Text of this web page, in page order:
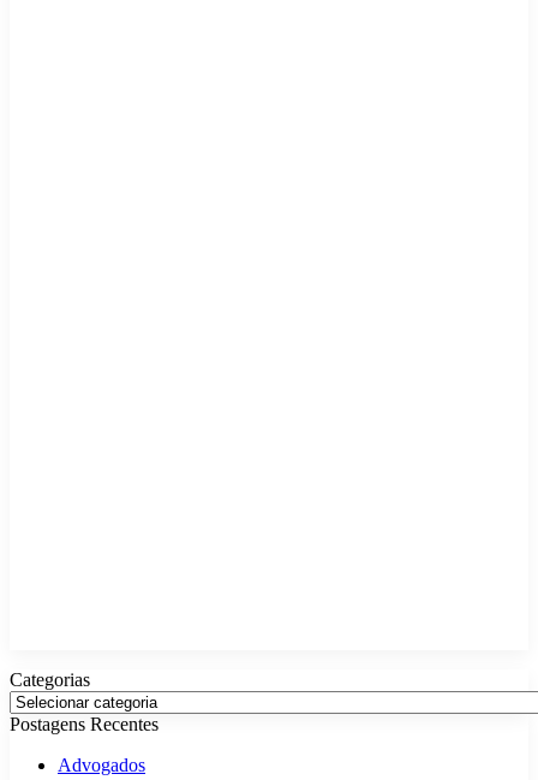
Categorias
Categorias
Postagens Recentes
Advogados